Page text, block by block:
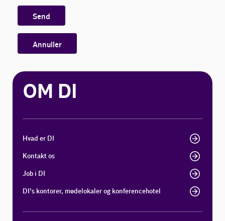
Send
Annuller
OM DI
Hvad er DI
Kontakt os
Job i DI
DI's kontorer, mødelokaler og konferencehotel